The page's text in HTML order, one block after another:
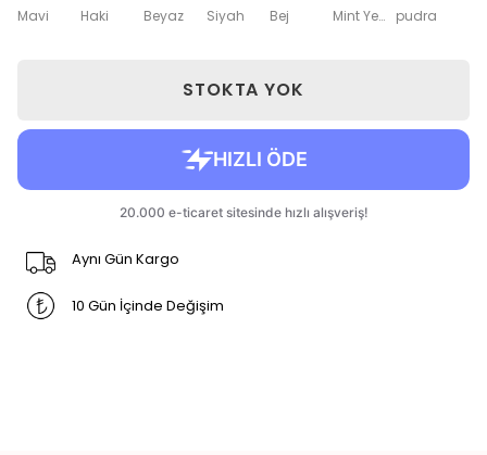
Mavi Haki Beyaz Siyah Bej Mint Yeşili pudra
STOKTA YOK
Aynı Gün Kargo
10 Gün İçinde Değişim